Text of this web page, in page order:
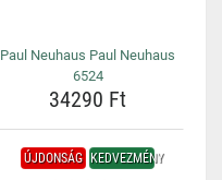
Paul Neuhaus Paul Neuhaus
6524
34290 Ft
ÚJDONSÁG KEDVEZMÉNY